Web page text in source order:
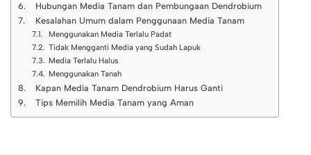
Hubungan Media Tanam dan Pembungaan Dendrobium
Kesalahan Umum dalam Penggunaan Media Tanam
Menggunakan Media Terlalu Padat
Tidak Mengganti Media yang Sudah Lapuk
Media Terlalu Halus
Menggunakan Tanah
Kapan Media Tanam Dendrobium Harus Ganti
Tips Memilih Media Tanam yang Aman